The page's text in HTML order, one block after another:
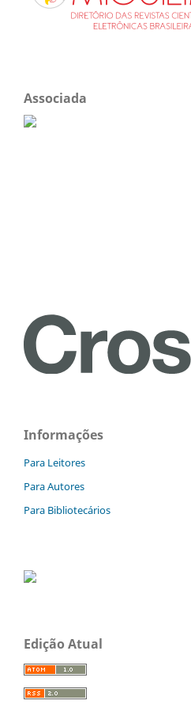
Associada
Informações
Para Leitores
Para Autores
Para Bibliotecários
Edição Atual